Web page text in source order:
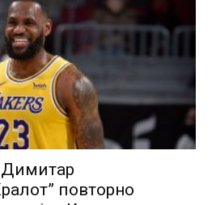
Димитар
повторно